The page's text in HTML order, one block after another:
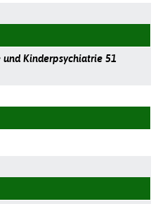
Kinderpsychiatrie 51